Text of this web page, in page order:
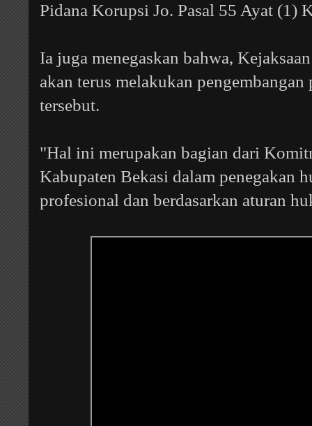
Pidana Korupsi Jo. Pasal 55 Ayat (1)
Ia juga menegaskan bahwa,
akan terus melakukan
tersebut.
"Hal ini merupakan bagian dari
Kabupaten Bekasi dalam penegakan
profesional dan berdasarkan aturan